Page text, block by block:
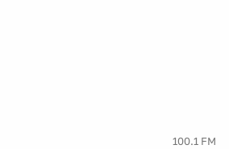
100.1 FM